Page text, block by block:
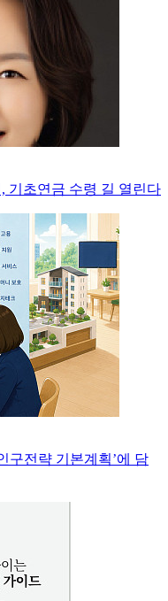
기초연금 수령 길 열린다
구전략 기본계획’에 담